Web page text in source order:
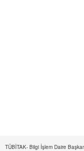
TÜBİTAK- Bilgi İşlem Daire